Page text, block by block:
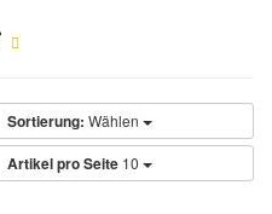
Sortierung: Wählen
Artikel pro Seite 10